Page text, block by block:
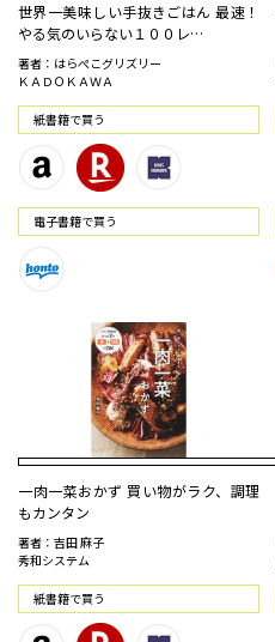
世界一美味しい手抜きごはん 最速！
やる気のいらない１００レ…
著者：はらぺこグリズリー
ＫＡＤＯＫＡＷＡ
紙書籍で買う
電⼦書籍で買う
一肉一菜おかず 買い物がラク、調理
もカンタン
著者：吉田 麻子
秀和システム
紙書籍で買う